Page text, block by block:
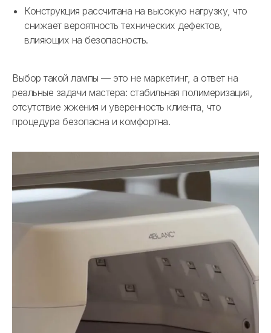
Конструкция рассчитана на высокую нагрузку, что
снижает вероятность технических дефектов,
влияющих на безопасность.
Выбор такой лампы — это не маркетинг, а ответ на
реальные задачи мастера: стабильная полимеризация,
отсутствие жжения и уверенность клиента, что
процедура безопасна и комфортна.